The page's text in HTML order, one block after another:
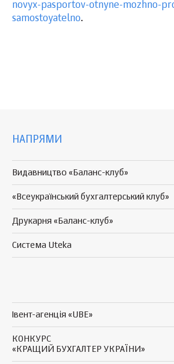
novyx-pasportov-otnyne-mozhno-
samostoyatelno.
НАПРЯМИ
Видавництво «Баланс-клуб»
«Всеукраїнський бухгалтерський клуб»
Друкарня «Баланс-клуб»
Система Uteka
Івент-агенція «UBE»
КОНКУРС
«КРАЩИЙ БУХГАЛТЕР УКРАЇНИ»